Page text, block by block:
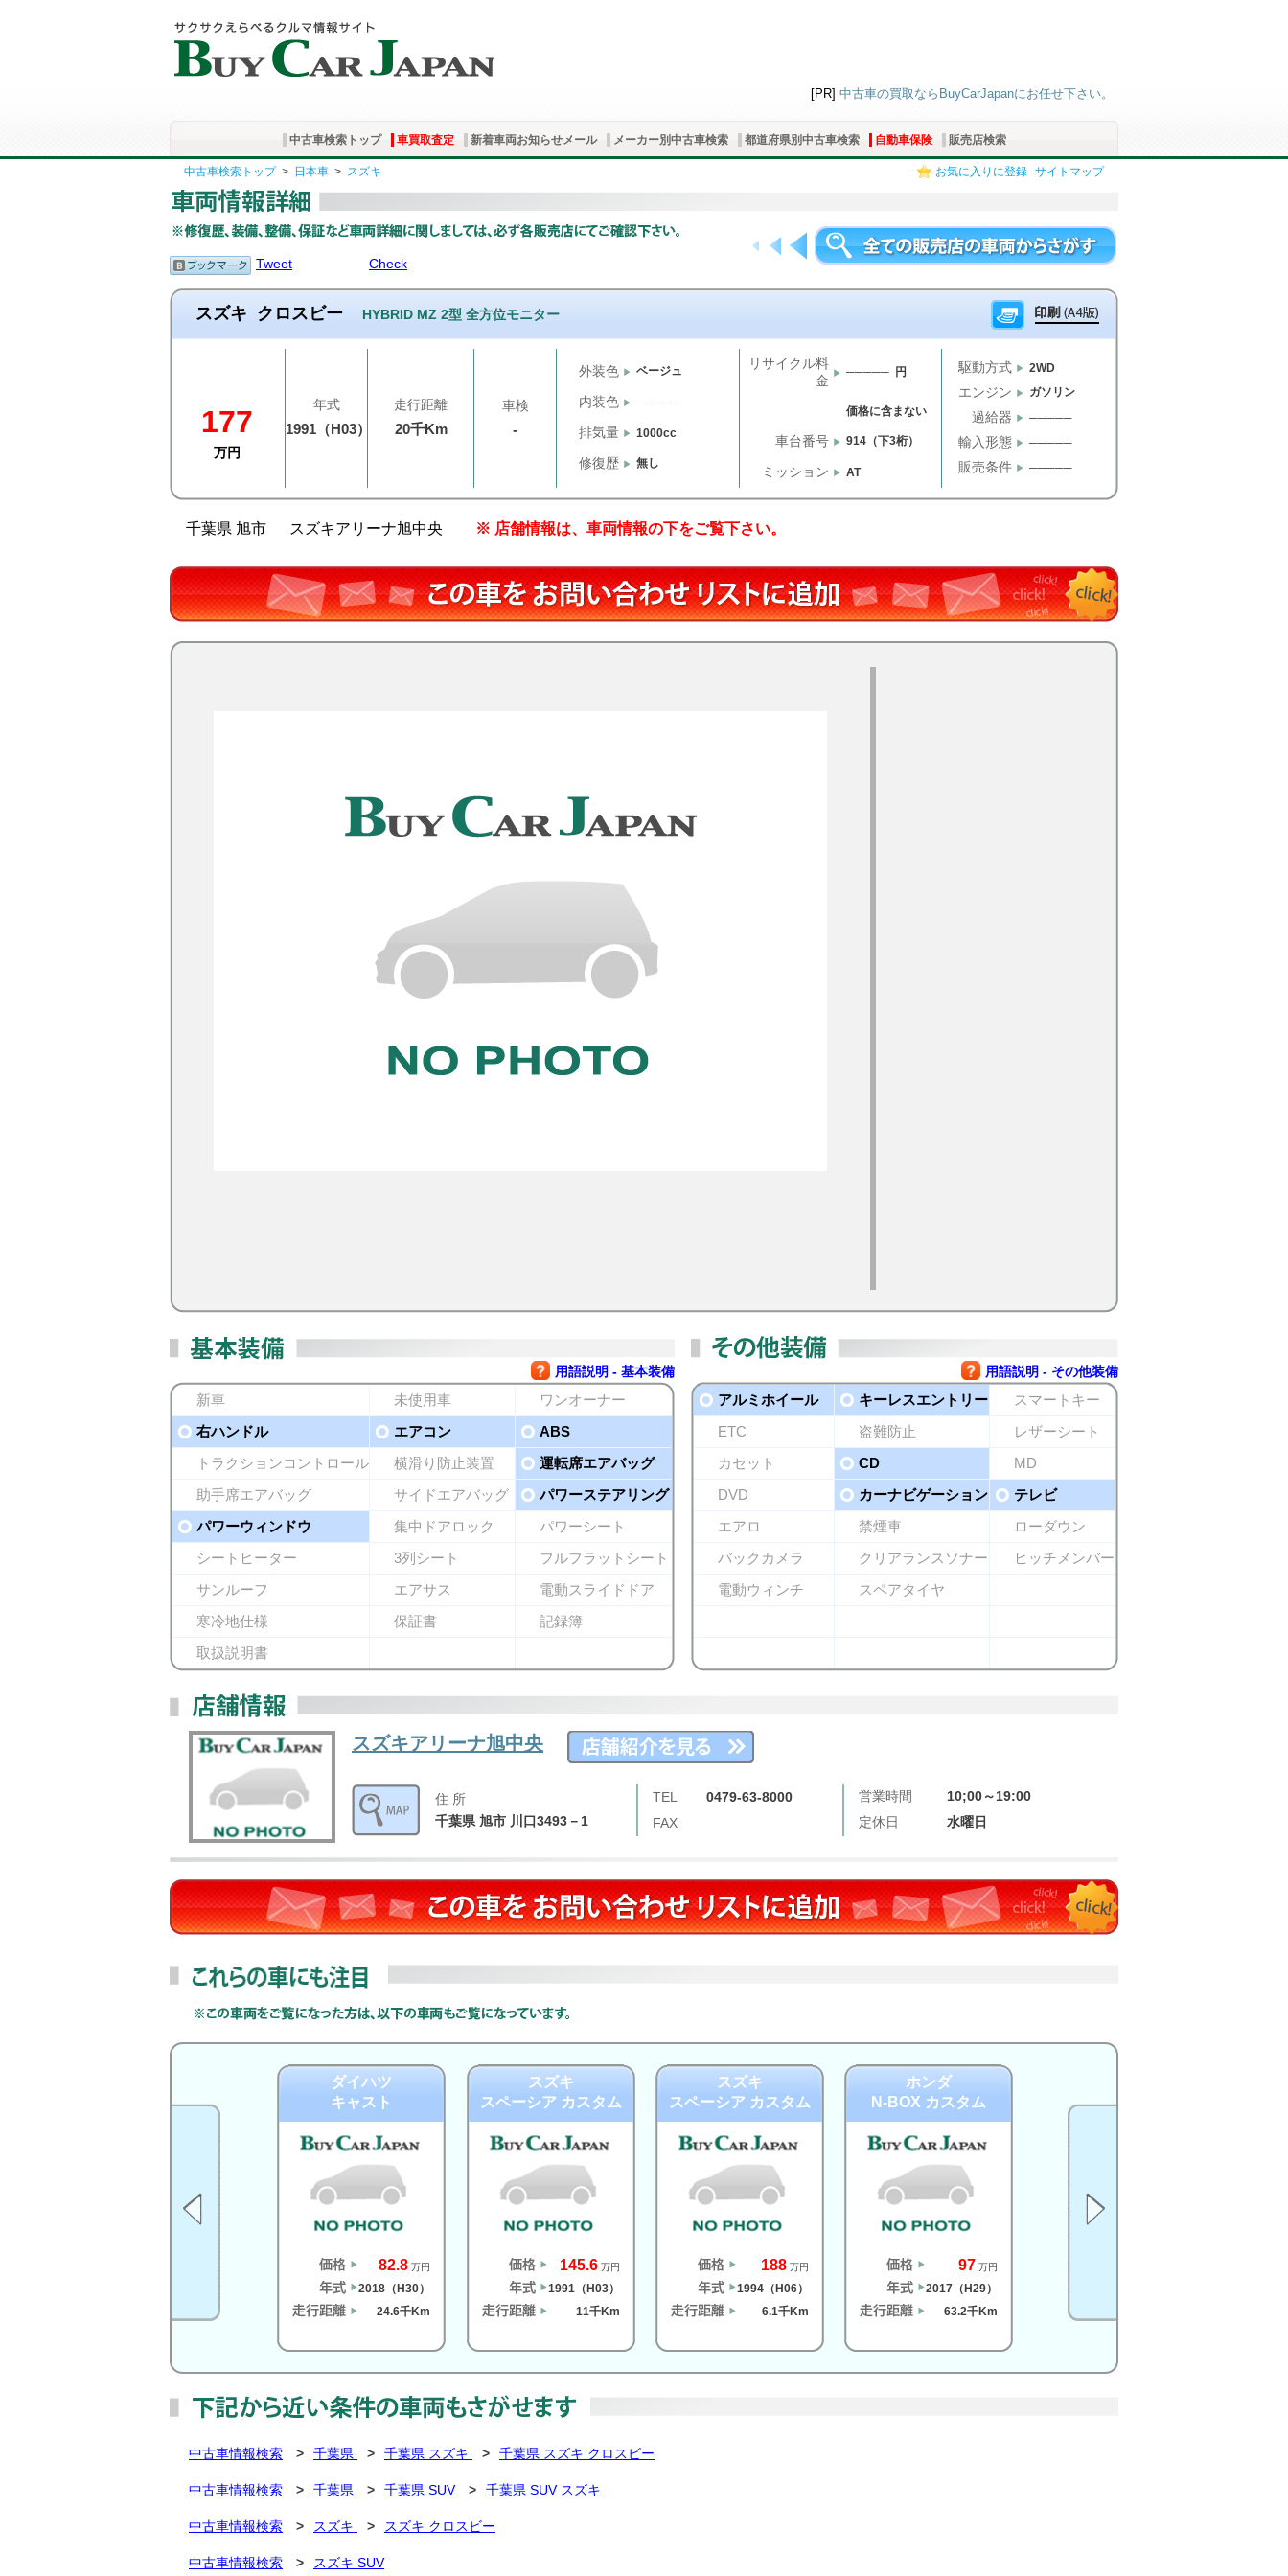
[PR] 中古車の買取ならBuyCarJapanにお任せ下さい。
中古車検索トップ 車買取査定 新着車両お知らせメール メーカー別中古車検索 都道府県別中古車検索 自動車保険 販売店検索
お気に入りに登録 サイトマップ
中古車検索トップ> 日本車 > スズキ
Tweet Check
スズキ クロスビー HYBRID MZ 2型 全方位モニター
177
万円
年式
1991（H03）
走行距離
20千Km
車検
-
外装色 ベージュ
内装色 ─────
排気量 1000cc
修復歴 無し
リサイクル料
金
───── 円
価格に含まない
車台番号 914（下3桁）
ミッション AT
駆動方式 2WD
エンジン ガソリン
過給器 ─────
輸入形態 ─────
販売条件 ─────
千葉県 旭市 スズキアリーナ旭中央 ※ 店舗情報は、車両情報の下をご覧下さい。
用語説明 - 基本装備
新車 未使用車
ワンオーナー
右ハンドル
エアコン
ABS
トラクションコントロール
横滑り防止装置
運転席エアバッグ
助手席エアバッグ
サイドエアバッグ
パワーステアリング
パワーウィンドウ
集中ドアロック
パワーシート
シートヒーター
3列シート
フルフラットシート
サンルーフ
エアサス
電動スライドドア
寒冷地仕様
保証書
記録簿
取扱説明書
用語説明 - その他装備
アルミホイール キーレスエントリー
スマートキー
ETC
盗難防止
レザーシート
カセット
CD
MD
DVD
カーナビゲーション
テレビ
エアロ
禁煙車
ローダウン
バックカメラ
クリアランスソナー
ヒッチメンバー
電動ウィンチ
スペアタイヤ
スズキアリーナ旭中央
住 所
千葉県 旭市 川口3493－1
TEL 0479-63-8000 営業時間
10;00～19:00
FAX
定休日 水曜日
ダイハツ
キャスト
82.8 万円
2018（H30）
24.6千Km
スズキ
スペーシア カスタム
145.6 万円
1991（H03）
11千Km
スズキ
スペーシア カスタム
188 万円
1994（H06）
6.1千Km
ホンダ
N-BOX カスタム
97 万円
2017（H29）
63.2千Km
中古車情報検索 > 千葉県 > 千葉県 スズキ > 千葉県 スズキ クロスビー
中古車情報検索 > 千葉県 > 千葉県 SUV > 千葉県 SUV スズキ
中古車情報検索 > スズキ > スズキ クロスビー
中古車情報検索 > スズキ SUV